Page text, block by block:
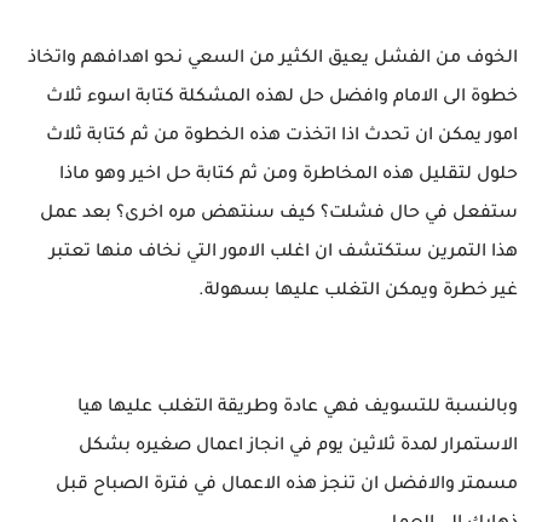
الخوف من الفشل يعيق الكثير من السعي نحو اهدافهم واتخاذ
خطوة الى الامام وافضل حل لهذه المشكلة كتابة اسوء ثلاث
امور يمكن ان تحدث اذا اتخذت هذه الخطوة من ثم كتابة ثلاث
حلول لتقليل هذه المخاطرة ومن ثم كتابة حل اخير وهو ماذا
ستفعل في حال فشلت؟ كيف سنتهض مره اخرى؟ بعد عمل
هذا التمرين ستكتشف ان اغلب الامور التي نخاف منها تعتبر
غير خطرة ويمكن التغلب عليها بسهولة.
وبالنسبة للتسويف فهي عادة وطريقة التغلب عليها هيا
الاستمرار لمدة ثلاثين يوم في انجاز اعمال صغيره بشكل
مسمتر والافضل ان تنجز هذه الاعمال في فترة الصباح قبل